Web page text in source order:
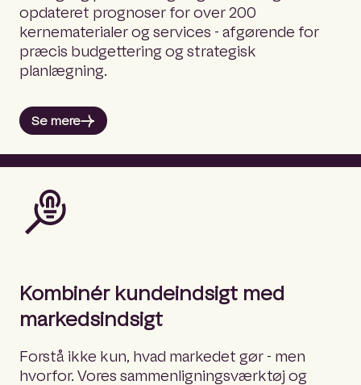
opdateret prognoser for over 200
kernematerialer og services - afgørende for
præcis budgettering og strategisk
planlægning.
Se mere
Kombinér kundeindsigt med
markedsindsigt
Forstå ikke kun, hvad markedet gør - men
hvorfor. Vores sammenligningsværktøj og